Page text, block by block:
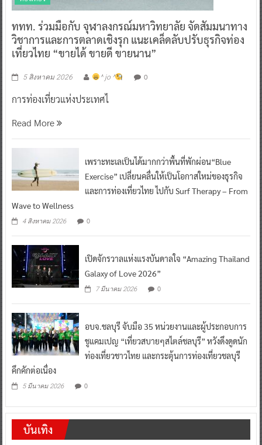
ททท. ร่วมมือกับ จุฬาลงกรณ์มหาวิทยาลัย จัดสัมมนาทาง
วิชาการและการตลาดเชิงรุก แนะเคล็ดลับปรับธุรกิจท่อง
เที่ยวไทย “ขายได้ ขายดี ขายนาน”
5 สิงหาคม 2026 ^ jo ^ 0
การท่องเที่ยวแห่งประเทศไ
Read More
เพราะทะเลเป็นได้มากกว่าพื้นที่พักผ่อน“Blue
Exercise” เปลี่ยนคลื่นให้เป็นโอกาสใหม่ของธุรกิจ
และการท่องเที่ยวไทย ไปกับ Surf Therapy – From
Wave to Wellness
4 สิงหาคม 2026 0
เปิดจักรวาลแห่งแรงบันดาลใจ “Amazing Thailand
Galaxy of Love 2026”
7 มีนาคม 2026 0
อบจ.ชลบุรี จับมือ 35 หน่วยงานและผู้ประกอบการ
ชูแคมเปญ “เที่ยวสบายๆสไตล์ชลบุรี” หวังดึงดูดนัก
ท่องเที่ยวชาวไทย และกระตุ้นการท่องเที่ยวชลบุรี
คึกคักต่อเนื่อง
5 มีนาคม 2026 0
บันเทิง